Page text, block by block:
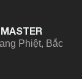
Phiệt, Bắc